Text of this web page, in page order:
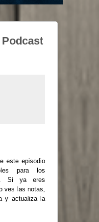
Podcast
este episodio
para los
. Si ya eres
ves las notas,
y actualiza la